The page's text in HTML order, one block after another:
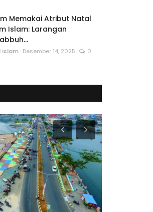
Memakai Atribut Natal
Islam: Larangan
Islam Desember 14, 2025 0